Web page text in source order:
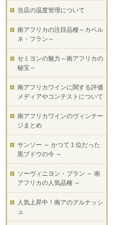
当店の温度管理について
南アフリカの注目品種～カベル
ネ・フラン～
セミヨンの魅力～南アフリカの
秘宝～
南アフリカワインに関する評価
メディアやコンテストについて
南アフリカワインのヴィンテー
ジまとめ
サンソー ～ かつて１位だった
黒ブドウの今 ～
ソーヴィニヨン・ブラン ～ 南
アフリカの人気品種 ～
人気上昇中！南アのグルナッシ
ュ